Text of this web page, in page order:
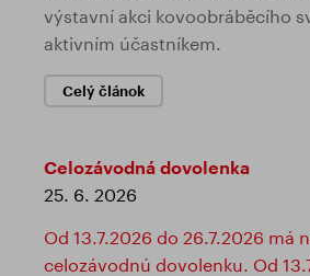
výstavní akci kovoobráběcího
aktivním účastníkem.
Celý článok
Celozávodná dovolenka
25. 6. 2026
Od 13.7.2026 do 26.7.2026 má
celozávodnú dovolenku. Od